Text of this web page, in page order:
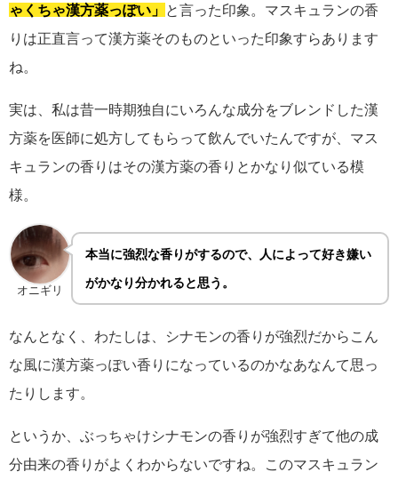
ゃくちゃ漢方薬っぽい」
と言った印象。マスキュランの香
りは正直言って漢方薬そのものといった印象すらあります
ね。
実は、私は昔一時期独自にいろんな成分をブレンドした漢
方薬を医師に処方してもらって飲んでいたんですが、マス
キュランの香りはその漢方薬の香りとかなり似ている模
様。
オニギリ
本当に強烈な香りがするので、人によって好き嫌い
がかなり分かれると思う。
なんとなく、わたしは、シナモンの香りが強烈だからこん
な風に漢方薬っぽい香りになっているのかなあなんて思っ
たりします。
というか、ぶっちゃけシナモンの香りが強烈すぎて他の成
分由来の香りがよくわからないですね。このマスキュラン